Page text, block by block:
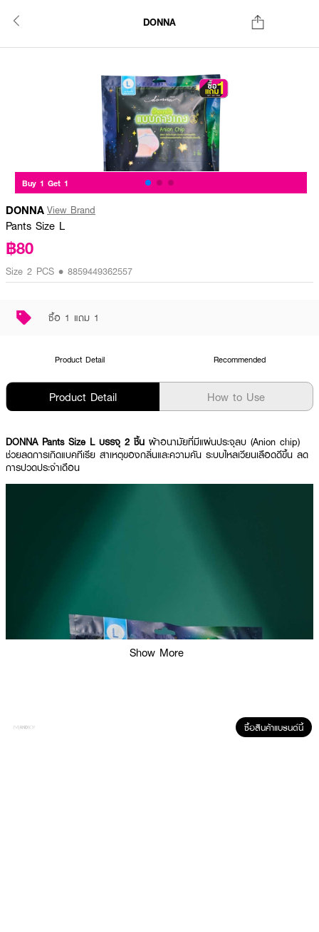
DONNA
Buy 1 Get 1
DONNA View Brand
Pants Size L
฿80
Size 2 PCS • 8859449362557
ซื้อ 1 แถม 1
Product Detail Recommended
Product Detail How to Use
DONNA Pants Size L บรรจุ 2 ชิ้น ผ้าอนามัยที่มีแผ่นประจุลบ (Anion chip)
ช่วยลดการเกิดแบคทีเรีย สาเหตุของกลิ่นและความคัน ระบบไหลเวียนเลือดดีขึ้น ลด
การปวดประจำเดือน
Show More
ซื้อสินค้าแบรนด์นี้